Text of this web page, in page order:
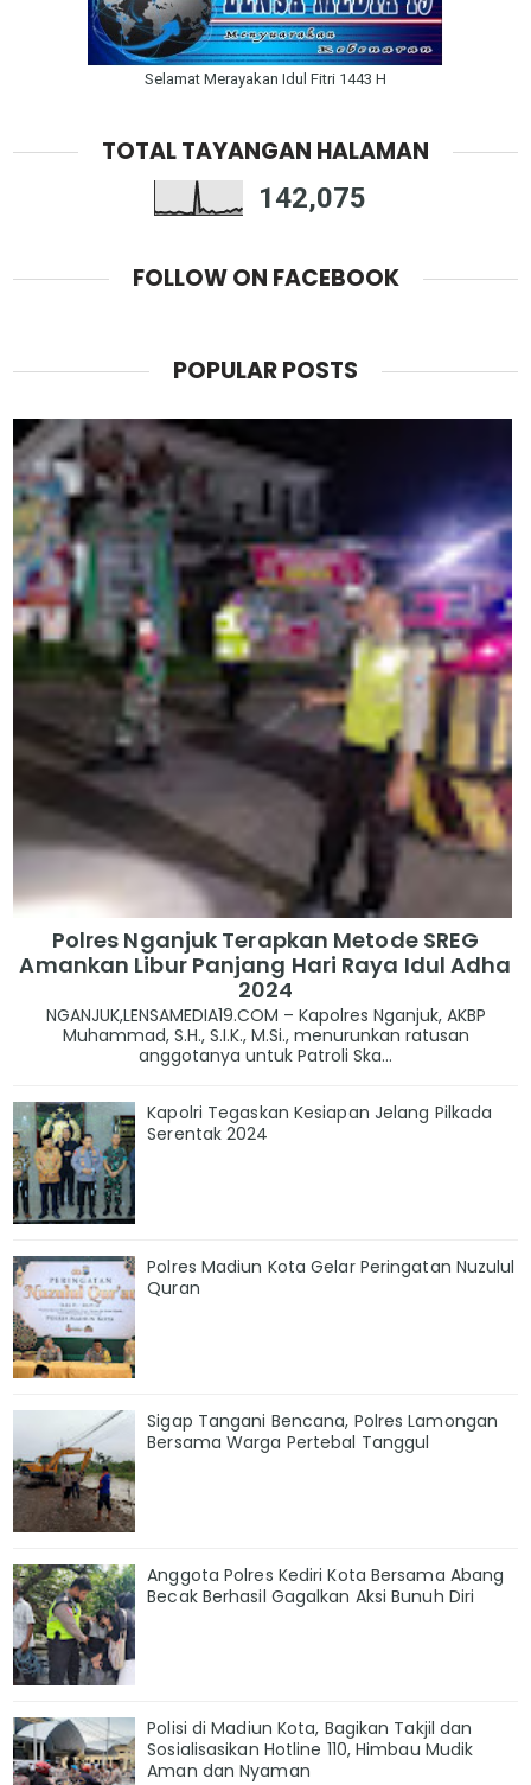
Selamat Merayakan Idul Fitri 1443 H
TOTAL TAYANGAN HALAMAN
142,075
FOLLOW ON FACEBOOK
POPULAR POSTS
Polres Nganjuk Terapkan Metode SREG
Amankan Libur Panjang Hari Raya Idul Adha
2024
NGANJUK,LENSAMEDIA19.COM – Kapolres Nganjuk, AKBP
Muhammad, S.H., S.I.K., M.Si., menurunkan ratusan
anggotanya untuk Patroli Ska...
Kapolri Tegaskan Kesiapan Jelang Pilkada
Serentak 2024
Polres Madiun Kota Gelar Peringatan Nuzulul
Quran
Sigap Tangani Bencana, Polres Lamongan
Bersama Warga Pertebal Tanggul
Anggota Polres Kediri Kota Bersama Abang
Becak Berhasil Gagalkan Aksi Bunuh Diri
Polisi di Madiun Kota, Bagikan Takjil dan
Sosialisasikan Hotline 110, Himbau Mudik
Aman dan Nyaman